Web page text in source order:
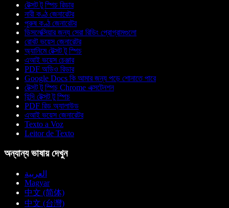
টেক্সট টু স্পিচ রিডার
নারী কণ্ঠ জেনারেটর
পুরুষ কণ্ঠ জেনারেটর
ডিসলেক্সিয়ার জন্য সেরা রিডিং প্রোগ্রামগুলো
রোবট ভয়েস জেনারেটর
অ্যানিমে টেক্সট টু স্পিচ
এআই ভয়েস চেঞ্জার
PDF অডিও রিডার
Google Docs কি আমার জন্য পড়ে শোনাতে পারে
টেক্সট টু স্পিচ Chrome এক্সটেনশন
হিন্দি টেক্সট টু স্পিচ
PDF রিড অ্যালাউড
এআই ভয়েস জেনারেটর
Texto a Voz
Leitor de Texto
অন্যান্য ভাষায় দেখুন
العربية
Magyar
中文 (简体)
中文 (台灣)